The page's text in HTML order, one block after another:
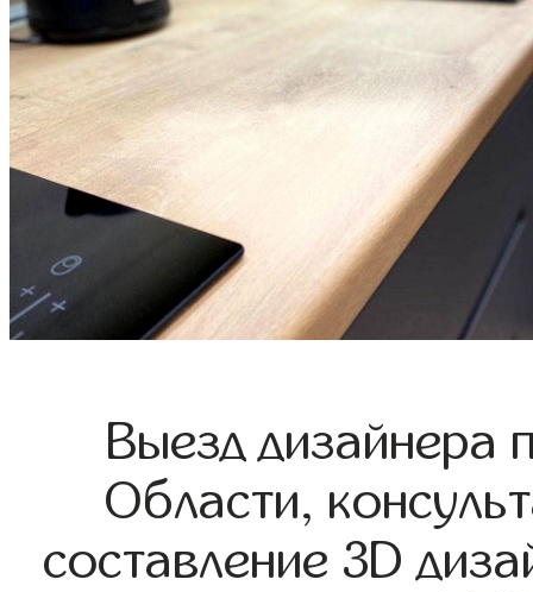
Выезд дизайнера
Области,
составление 3D